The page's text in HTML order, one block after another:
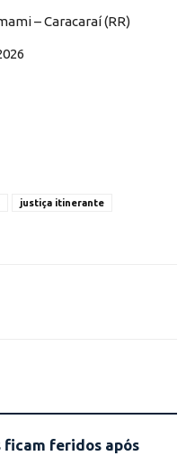
– Caracaraí (RR)
justiça itinerante
ficam feridos após